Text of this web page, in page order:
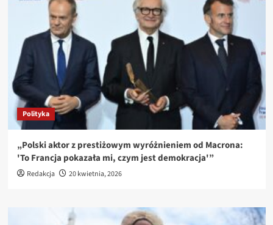
Polityka
„Polski aktor z prestiżowym wyróżnieniem od Macrona:
'To Francja pokazała mi, czym jest demokracja'”
Redakcja 20 kwietnia, 2026